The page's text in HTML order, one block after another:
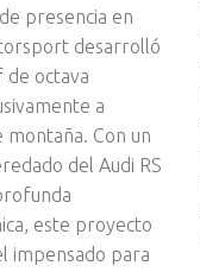
presencia en
desarrolló
de octava
a
montaña. Con un
del Audi RS
este proyecto
impensado para